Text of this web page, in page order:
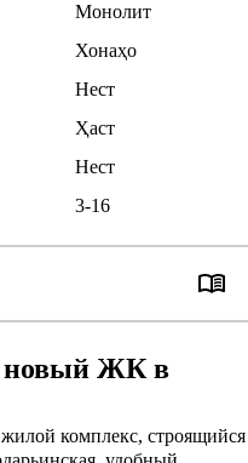
Монолит
Хонаҳо
Нест
Ҳаст
Нест
3-16
ЖК в
комплекс,